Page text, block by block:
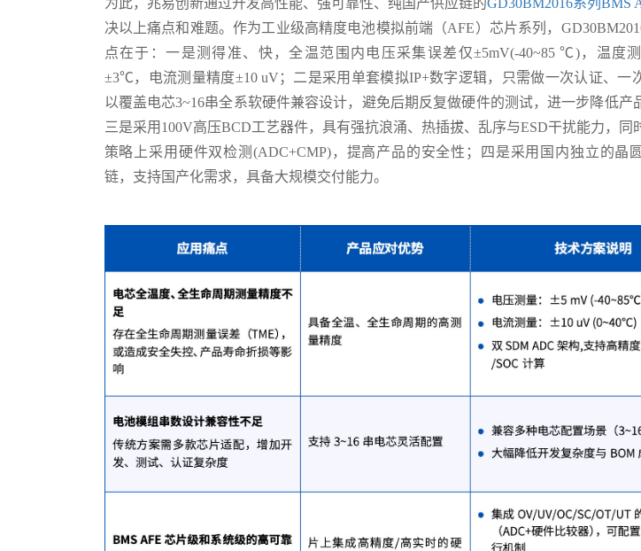
为此，兆易创新通过开发高性能、强可靠性、纯国产供应链的GD30BM2016系列BMS
决以上痛点和难题。作为工业级高精度电池模拟前端（AFE）芯片系列，
点在于：一是测得准、快，全温范围内电压采集误差仅±5mV(-40~85 ℃)，温度
±3℃，电流测量精度±10 uV；二是采用单套模拟IP+数字逻辑，只需做一次认证、一
以覆盖电芯3~16串全系软硬件兼容设计，避免后期反复做硬件的测试，进一步降低产
三是采用100V高压BCD工艺器件，具有强抗浪涌、热插拔、乱序与ESD干扰能力，同
策略上采用硬件双检测(ADC+CMP)，提高产品的安全性；四是采用国内独立的晶
链，支持国产化需求，具备大规模交付能力。